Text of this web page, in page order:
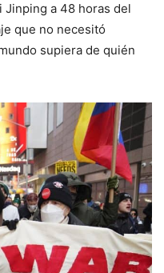
Jinping a 48 horas del
que no necesitó
supiera de quién